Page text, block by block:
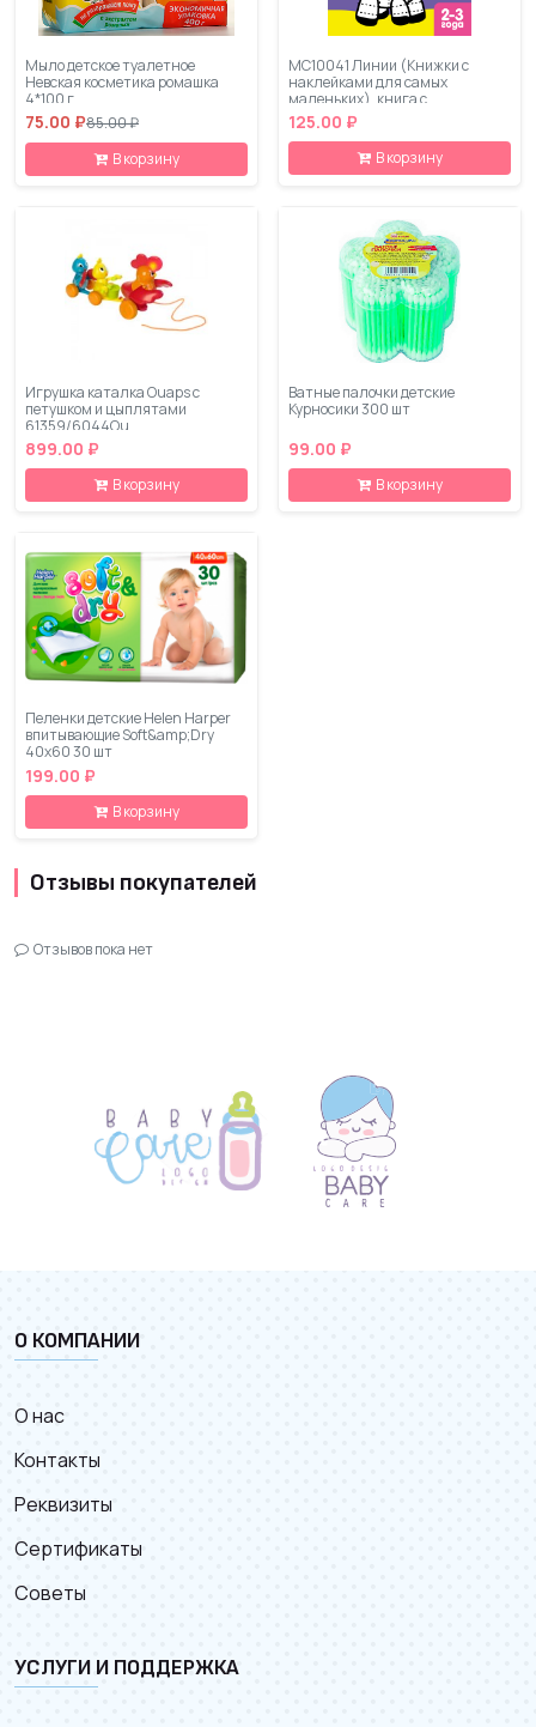
Мыло детское туалетное
Невская косметика ромашка
4*100 г
75.00 ₽85.00 ₽
В корзину
МС10041 Линии (Книжки с
наклейками для самых
маленьких), книга с
многоразовыми наклейками
125.00 ₽
В корзину
Игрушка каталка Ouaps с
петушком и цыплятами
61359/6044Ou
899.00 ₽
В корзину
Ватные палочки детские
Курносики 300 шт
99.00 ₽
В корзину
Пеленки детские Helen Harper
впитывающие Soft&amp;Dry
40x60 30 шт
199.00 ₽
В корзину
Отзывы покупателей
Отзывов пока нет
О КОМПАНИИ
О нас
Контакты
Реквизиты
Сертификаты
Советы
УСЛУГИ И ПОДДЕРЖКА